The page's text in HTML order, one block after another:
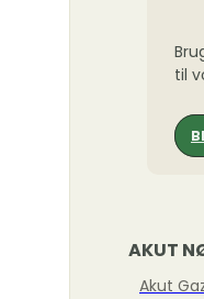
til
AKUT
Akut